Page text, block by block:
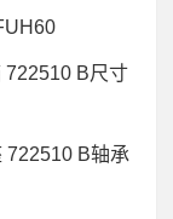
722510 B尺寸
722510 B轴承